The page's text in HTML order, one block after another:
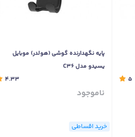
5
پایه نگهدارنده گوشی (هولدر) موبایل
یسیدو مدل C36
4.33
ناموجود
خرید اقساطی